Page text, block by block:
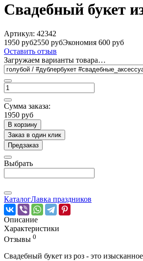
Свадебный букет
Артикул: 42342
1950 руб2550 рубЭкономия 600 руб
Оставить отзыв
Загружаем варианты товара…
Сумма заказа:
1950 руб
В корзину
Заказ в один клик
Предзаказ
Выбрать
КаталогЛавка праздников
Описание
Характеристики
Отзывы 0
Свадебный букет из роз - это